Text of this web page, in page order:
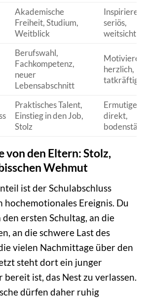
Akademische
Freiheit, Studium,
Weitblick
seriös,
weitsichtig
Berufswahl,
Fachkompetenz,
neuer
Lebensabschnitt
herzlich,
tatkräftig
Praktisches Talent,
Einstieg in den Job,
Stolz
direkt,
von den Eltern: Stolz,
Wehmut
ist der Schulabschluss
hochemotionales Ereignis. Du
ersten Schultag, an die
an die schwere Last des
vielen Nachmittage über den
steht dort ein junger
bereit ist, das Nest zu verlassen.
dürfen daher ruhig